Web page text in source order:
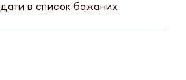
в список бажаних